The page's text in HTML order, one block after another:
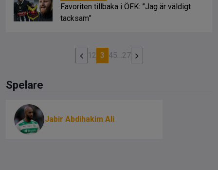
Favoriten tillbaka i ÖFK: ”Jag är väldigt
tacksam”
1 2 3 45…27
Spelare
Jabir Abdihakim Ali